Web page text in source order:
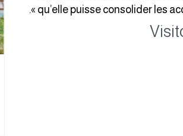
qu’elle puisse consolider les